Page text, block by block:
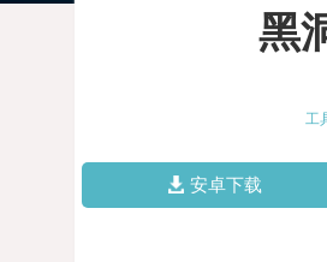
黑
工
安卓下载